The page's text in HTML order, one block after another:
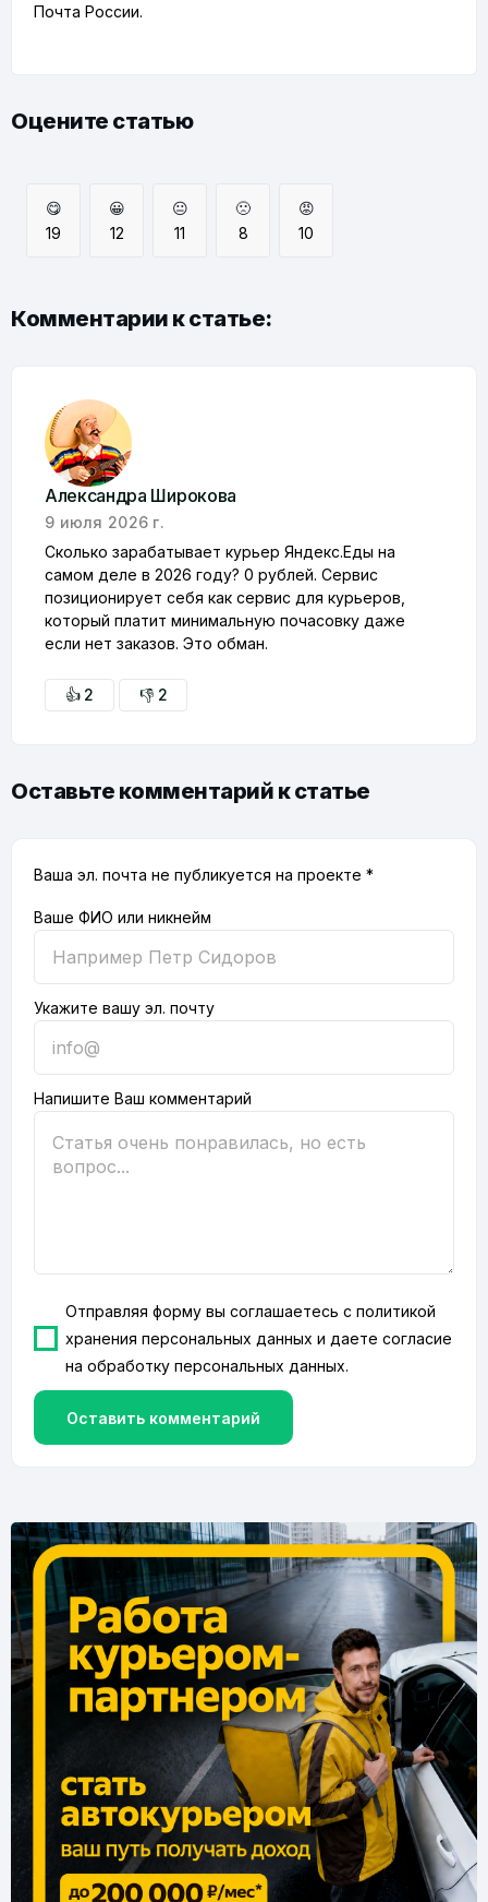
Почта России.
Оцените статью
😋
19
😀
12
😐
11
🙁
8
😡
10
Комментарии к статье:
Александра Широкова
9 июля 2026 г.
Сколько зарабатывает курьер Яндекс.Еды на
самом деле в 2026 году? 0 рублей. Сервис
позиционирует себя как сервис для курьеров,
который платит минимальную почасовку даже
если нет заказов. Это обман.
👍 2 👎 2
Оставьте комментарий к статье
Ваша эл. почта не публикуется на проекте *
Ваше ФИО или никнейм
Укажите вашу эл. почту
Напишите Ваш комментарий
Отправляя форму вы соглашаетесь сполитикой
хранения персональных данных и даете согласие
наобработку персональных данных.
Оставить комментарий